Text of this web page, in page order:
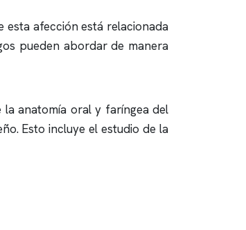
esta afección está relacionada
pueden abordar de manera
la anatomía oral y faríngea del
Esto incluye el estudio de la